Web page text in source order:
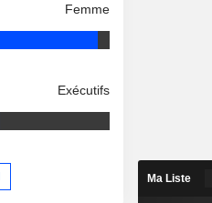
Femme
Exécutifs
Ma Liste